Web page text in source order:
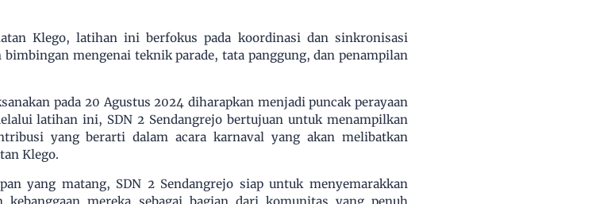
Klego, latihan ini berfokus pada koordinasi dan sinkronisasi
mengenai teknik parade, tata panggung, dan penampilan
pada 20 Agustus 2024 diharapkan menjadi puncak perayaan
latihan ini, SDN 2 Sendangrejo bertujuan untuk menampilkan
yang berarti dalam acara karnaval yang akan melibatkan
Klego.
yang matang, SDN 2 Sendangrejo siap untuk menyemarakkan